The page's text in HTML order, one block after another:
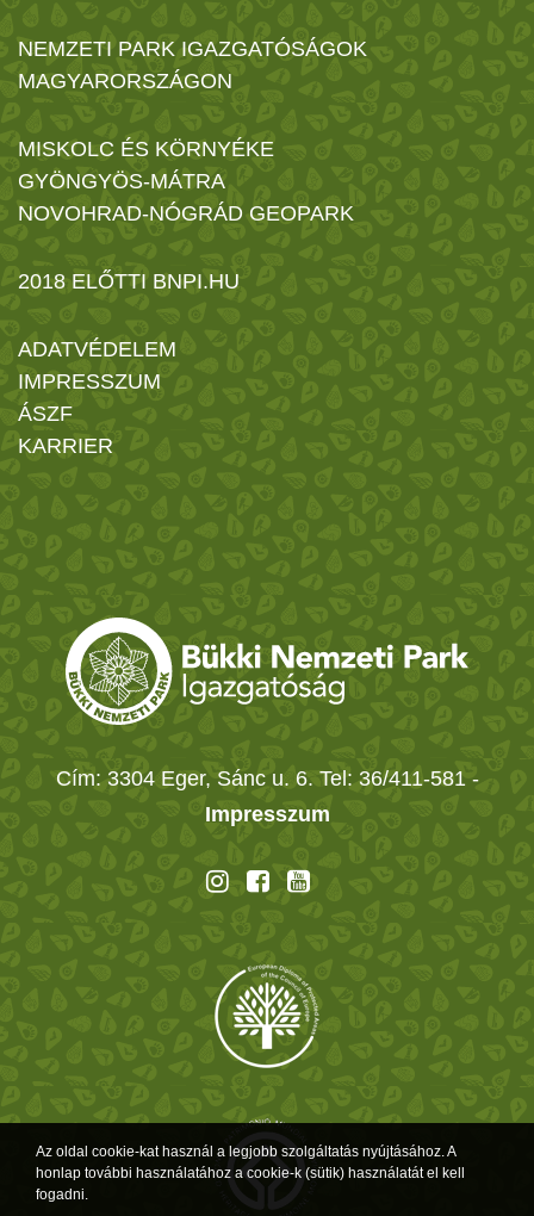
NEMZETI PARK IGAZGATÓSÁGOK
MAGYARORSZÁGON
MISKOLC ÉS KÖRNYÉKE
GYÖNGYÖS-MÁTRA
NOVOHRAD-NÓGRÁD GEOPARK
2018 ELŐTTI BNPI.HU
ADATVÉDELEM
IMPRESSZUM
ÁSZF
KARRIER
Cím: 3304 Eger, Sánc u. 6. Tel: 36/411-581 -
Impresszum
Az oldal cookie-kat használ a legjobb szolgáltatás nyújtásához. A
honlap további használatához a cookie-k (sütik) használatát el kell
fogadni.